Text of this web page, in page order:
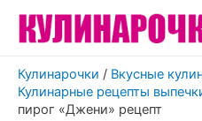
Кулинарочки / Вкусные
Кулинарные рецепты
пирог «Джени» рецепт